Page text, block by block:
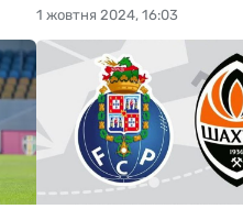
1 жовтня 2024, 16:03